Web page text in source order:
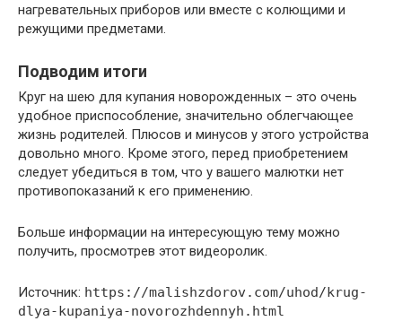
нагревательных приборов или вместе с колющими и
режущими предметами.
Подводим итоги
Круг на шею для купания новорожденных – это очень
удобное приспособление, значительно облегчающее
жизнь родителей. Плюсов и минусов у этого устройства
довольно много. Кроме этого, перед приобретением
следует убедиться в том, что у вашего малютки нет
противопоказаний к его применению.
Больше информации на интересующую тему можно
получить, просмотрев этот видеоролик.
Источник: https://malishzdorov.com/uhod/krug-
dlya-kupaniya-novorozhdennyh.html